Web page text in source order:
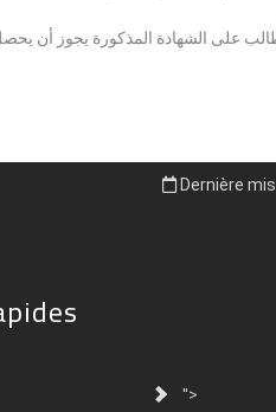
الشهادة المذكورة يجوز أن يحصل
Dernière
">